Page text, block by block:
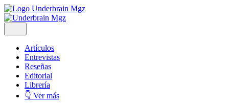
Artículos
Entrevistas
Reseñas
Editorial
Librería
👇 Ver más